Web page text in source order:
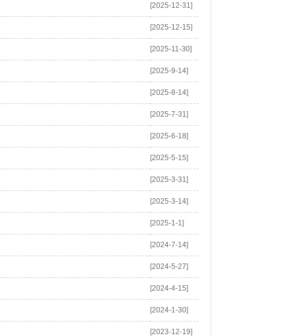
[2025-12-31]
[2025-12-15]
[2025-11-30]
[2025-9-14]
[2025-8-14]
[2025-7-31]
[2025-6-18]
[2025-5-15]
[2025-3-31]
[2025-3-14]
[2025-1-1]
[2024-7-14]
[2024-5-27]
[2024-4-15]
[2024-1-30]
[2023-12-19]